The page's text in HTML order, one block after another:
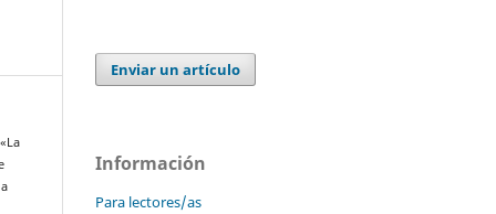
Enviar un artículo
Información
Para lectores/as